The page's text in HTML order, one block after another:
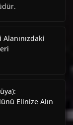
Elinize Alın